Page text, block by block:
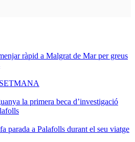
ràpid a Malgrat de Mar per greus
la primera beca d’investigació
parada a Palafolls durant el seu viatge